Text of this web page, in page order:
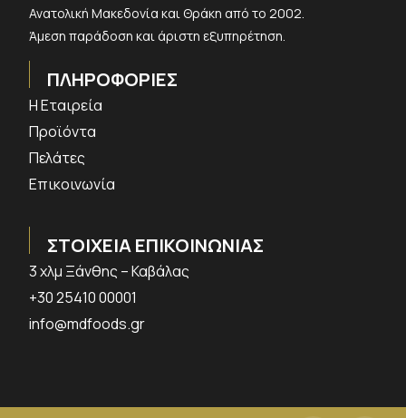
Ανατολική Μακεδονία και Θράκη από το 2002.
Άμεση παράδοση και άριστη εξυπηρέτηση.
ΠΛΗΡΟΦΟΡΙΕΣ
Η Εταιρεία
Προϊόντα
Πελάτες
Επικοινωνία
ΣΤΟΙΧΕΙΑ ΕΠΙΚΟΙΝΩΝΙΑΣ
3 χλμ Ξάνθης – Καβάλας
+30 25410 00001
info@mdfoods.gr